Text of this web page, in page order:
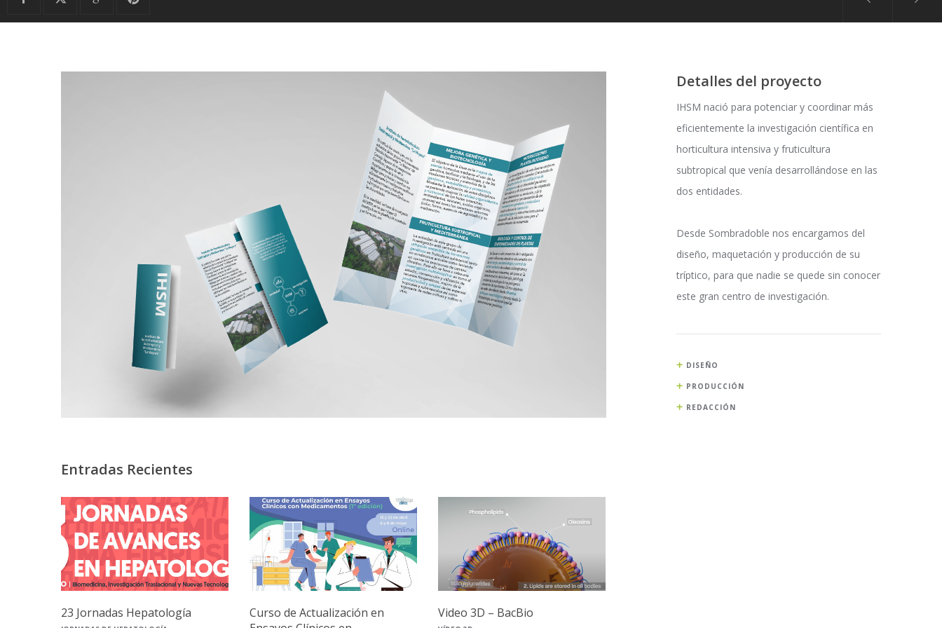
Entradas Recientes
23 Jornadas Hepatología
Curso de Actualización en
Video 3D – BacBio
Detalles del proyecto
IHSM nació para potenciar y coordinar más
eficientemente la investigación científica en
horticultura intensiva y fruticultura
subtropical que venía desarrollándose en las
dos entidades.
Desde Sombradoble nos encargamos del
diseño, maquetación y producción de su
tríptico, para que nadie se quede sin conocer
este gran centro de investigación.
DISEÑO
PRODUCCIÓN
REDACCIÓN